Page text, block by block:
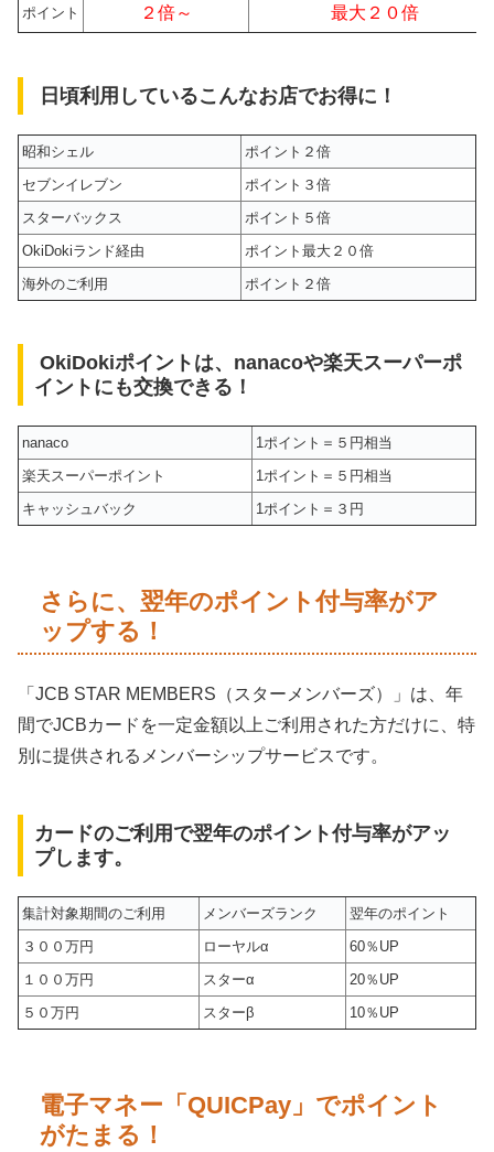
ポイント ２倍～ 最大２０倍
日頃利用しているこんなお店でお得に！
昭和シェル
ポイント２倍
セブンイレブン
ポイント３倍
スターバックス
ポイント５倍
OkiDokiランド経由
ポイント最大２０倍
海外のご利用
ポイント２倍
OkiDokiポイントは、nanacoや楽天スーパーポ
イントにも交換できる！
nanaco
1ポイント＝５円相当
楽天スーパーポイント
1ポイント＝５円相当
キャッシュバック
1ポイント＝３円
さらに、翌年のポイント付与率がア
ップする！
「JCB STAR MEMBERS（スターメンバーズ）」は、年
間でJCBカードを一定金額以上ご利用された方だけに、特
別に提供されるメンバーシップサービスです。
カードのご利用で翌年のポイント付与率がアッ
プします。
集計対象期間のご利用 メンバーズランク
翌年のポイント
３００万円
ローヤルα
60％UP
１００万円
スターα
20％UP
５０万円
スターβ 10％UP
電子マネー「QUICPay」でポイント
がたまる！